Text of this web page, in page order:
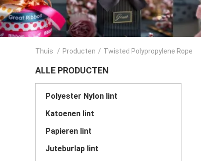
Thuis / Producten / Twisted Polypropylene Rope
ALLE PRODUCTEN
Polyester Nylon lint
Katoenen lint
Papieren lint
Juteburlap lint